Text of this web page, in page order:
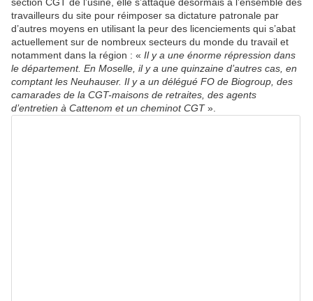
travailleurs du site pour réimposer sa dictature patronale par
d’autres moyens en utilisant la peur des licenciements qui s’abat
actuellement sur de nombreux secteurs du monde du travail et
notamment dans la région : « Il y a une énorme répression dans
le département. En Moselle, il y a une quinzaine d’autres cas, en
comptant les Neuhauser. Il y a un délégué FO de Biogroup, des
camarades de la CGT-maisons de retraites, des agents
d’entretien à Cattenom et un cheminot CGT».